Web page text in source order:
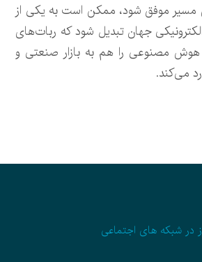
مسیر موفق شود، ممکن است به یکی از
جهان تبدیل شود که ربات‌های
هوش مصنوعی را هم به بازار صنعتی و
می‌کند.
در شبکه های اجتماعی